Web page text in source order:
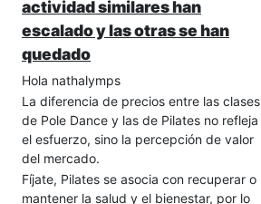
Una empresa sana no depende de la
presencia constante del fundador, sino
de un sistema que
autonomía, confianza y control
inteligente .
actividad similares han
escalado y las otras se han
quedado
Hola nathalymps
La diferencia de precios entre las clases
de Pole Dance y las de Pilates no refleja
el esfuerzo, sino la percepción de valor
del mercado.
Fíjate, Pilates se asocia con recuperar o
mantener la salud y el bienestar, por lo